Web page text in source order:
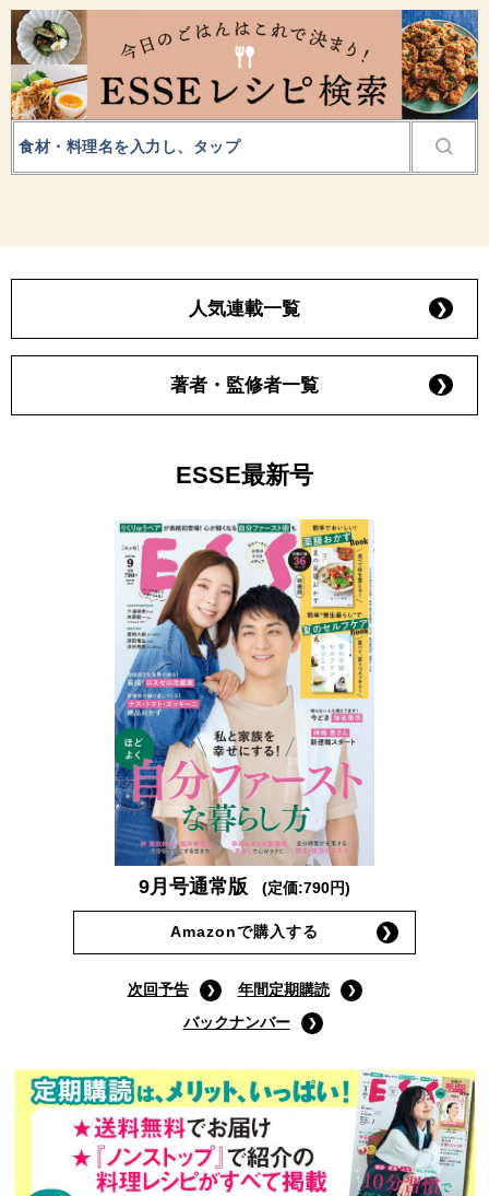
人気連載一覧
著者・監修者一覧
ESSE最新号
9月号通常版 (定価:790円)
Amazonで購入する
次回予告
年間定期購読
バックナンバー